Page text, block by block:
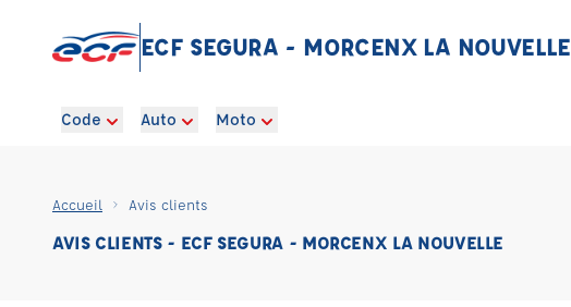
ECF SEGURA - MORCENX LA NOUVELLE
Code Auto Moto
Accueil Avis clients
AVIS CLIENTS - ECF SEGURA - MORCENX LA NOUVELLE